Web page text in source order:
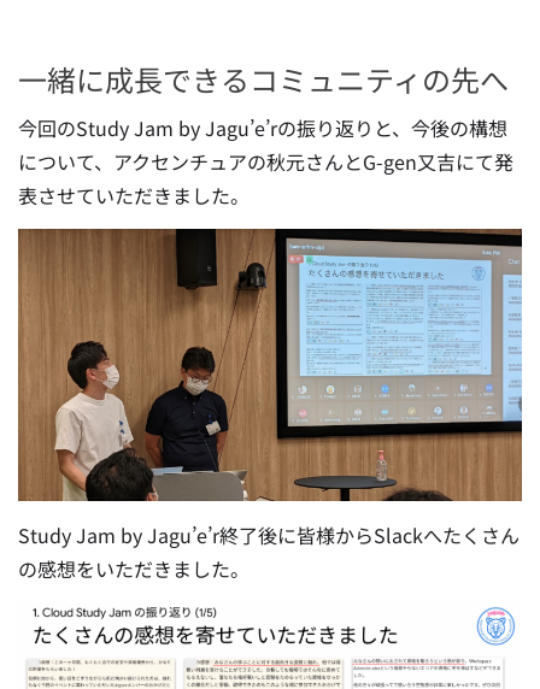
一緒に成長できるコミュニティの先へ
今回のStudy Jam by Jagu’e’rの振り返りと、今後の構想
について、アクセンチュアの秋元さんとG-gen又吉にて発
表させていただきました。
Study Jam by Jagu’e’r終了後に皆様からSlackへたくさん
の感想をいただきました。